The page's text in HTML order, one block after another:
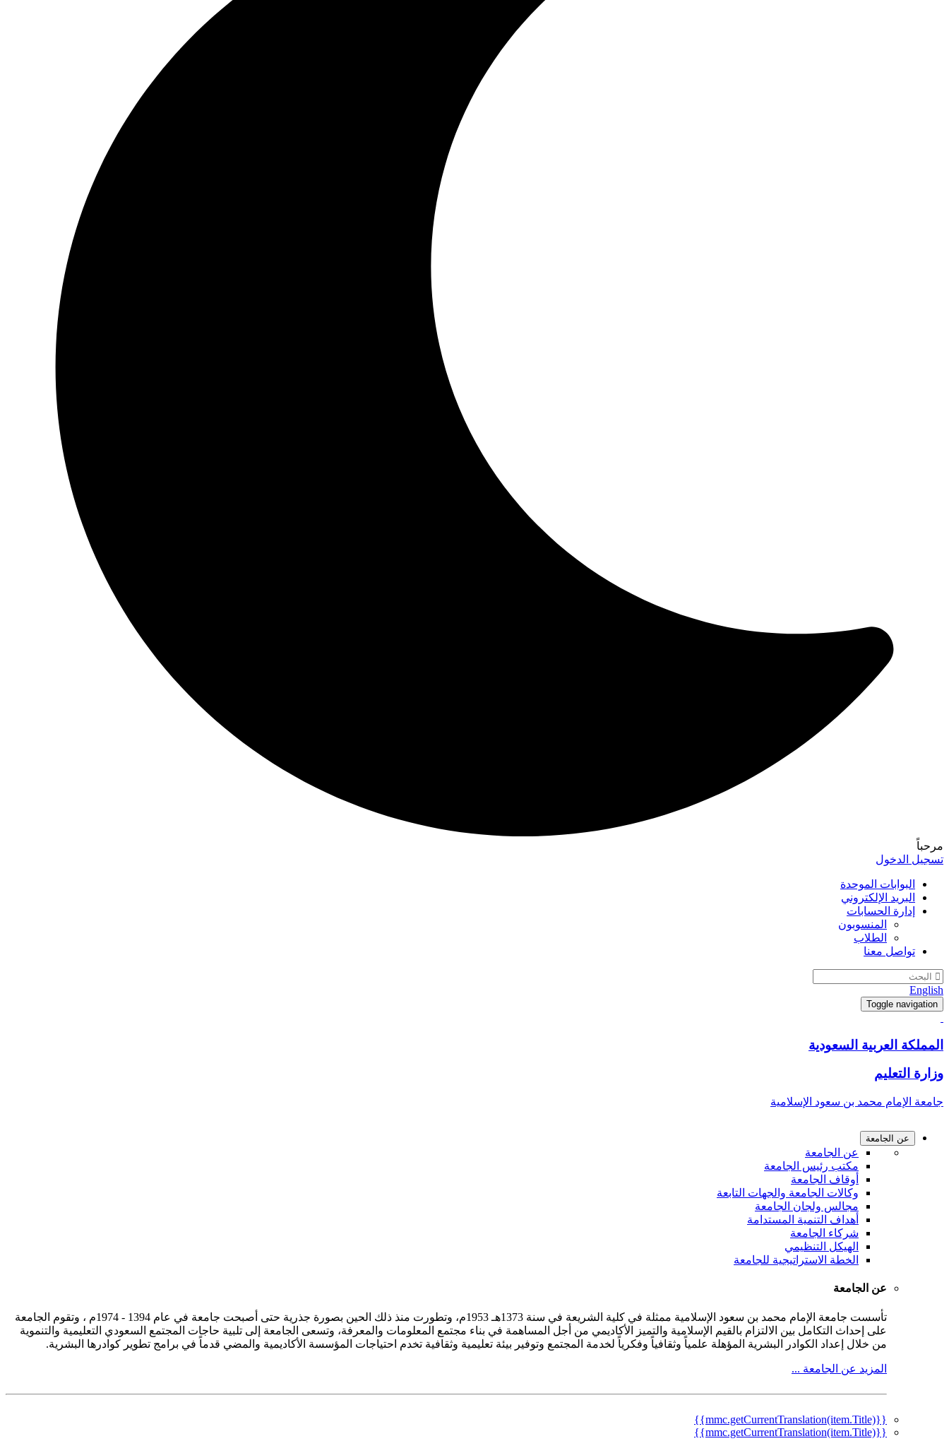
مرحباً
تسجيل الدخول
البوابات الموحدة
البريد الإلكتروني
إدارة الحسابات
المنسوبون
الطلاب
تواصل معنا
English
Toggle navigation
المملكة العربية السعودية
وزارة التعليم
جامعة الإمام محمد بن سعود الإسلامية
عن الجامعة
عن الجامعة
مكتب رئيس الجامعة
أوقاف الجامعة
وكالات الجامعة والجهات التابعة
مجالس ولجان الجامعة
أهداف التنمية المستدامة
شركاء الجامعة
الهيكل التنظيمي
الخطة الاستراتيجية للجامعة
عن الجامعة
تأسست جامعة الإمام محمد بن سعود الإسلامية ممثلة في كلية الشريعة في سنة 1373هـ 1953م، وتطورت منذ ذلك الحين بصورة جذرية حتى أصبحت جامعة في عام 1394 - 1974م ، وتقوم الجامعة
على إحداث التكامل بين الالتزام بالقيم الإسلامية والتميز الأكاديمي من أجل المساهمة في بناء مجتمع المعلومات والمعرفة، وتسعى الجامعة إلى تلبية حاجات المجتمع السعودي التعليمية والتنموية
من خلال إعداد الكوادر البشرية المؤهلة علمياً وثقافياً وفكرياً لخدمة المجتمع وتوفير بيئة تعليمية وثقافية تخدم احتياجات المؤسسة الأكاديمية والمضي قدماً في برامج تطوير كوادرها البشرية.
المزيد عن الجامعة ...
{{mmc.getCurrentTranslation(item.Title)}}
{{mmc.getCurrentTranslation(item.Title)}}